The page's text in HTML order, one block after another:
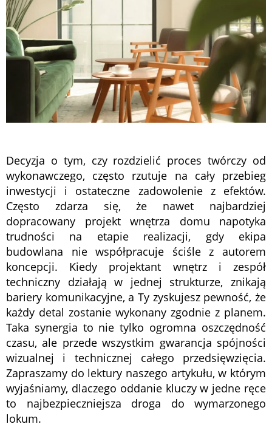
Decyzja o tym, czy rozdzielić proces twórczy od
wykonawczego, często rzutuje na cały przebieg
inwestycji i ostateczne zadowolenie z efektów.
Często zdarza się, że nawet najbardziej
dopracowany projekt wnętrza domu napotyka
trudności na etapie realizacji, gdy ekipa
budowlana nie współpracuje ściśle z autorem
koncepcji. Kiedy projektant wnętrz i zespół
techniczny działają w jednej strukturze, znikają
bariery komunikacyjne, a Ty zyskujesz pewność, że
każdy detal zostanie wykonany zgodnie z planem.
Taka synergia to nie tylko ogromna oszczędność
czasu, ale przede wszystkim gwarancja spójności
wizualnej i technicznej całego przedsięwzięcia.
Zapraszamy do lektury naszego artykułu, w którym
wyjaśniamy, dlaczego oddanie kluczy w jedne ręce
to najbezpieczniejsza droga do wymarzonego
lokum.